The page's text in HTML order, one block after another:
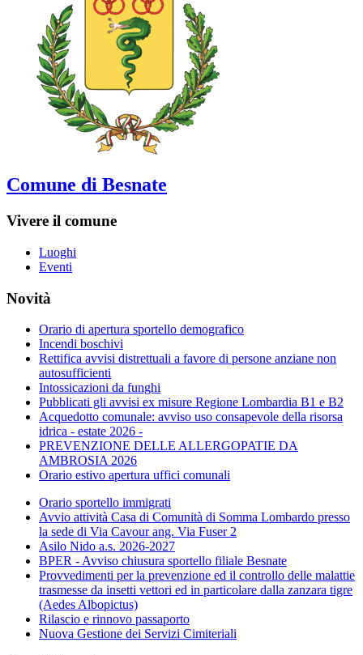
Comune di Besnate
Vivere il comune
Luoghi
Eventi
Novità
Orario di apertura sportello demografico
Incendi boschivi
Rettifica avvisi distrettuali a favore di persone anziane non
autosufficienti
Intossicazioni da funghi
Pubblicati gli avvisi ex misure Regione Lombardia B1 e B2
Acquedotto comunale: avviso uso consapevole della risorsa
idrica - estate 2026 -
PREVENZIONE DELLE ALLERGOPATIE DA
AMBROSIA 2026
Orario estivo apertura uffici comunali
Orario sportello immigrati
Avvio attività Casa di Comunità di Somma Lombardo presso
la sede di Via Cavour ang. Via Fuser 2
Asilo Nido a.s. 2026-2027
BPER - Avviso chiusura sportello filiale Besnate
Provvedimenti per la prevenzione ed il controllo delle malattie
trasmesse da insetti vettori ed in particolare dalla zanzara tigre
(Aedes Albopictus)
Rilascio e rinnovo passaporto
Nuova Gestione dei Servizi Cimiteriali